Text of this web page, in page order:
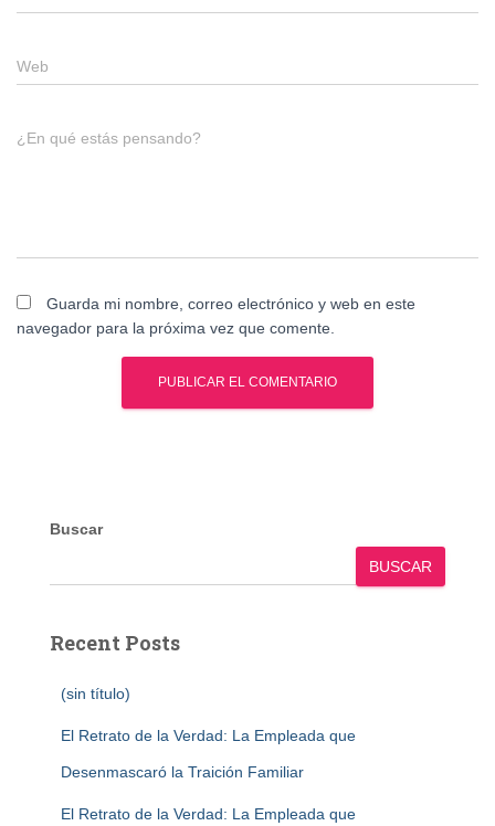
Web
¿En qué estás pensando?
Guarda mi nombre, correo electrónico y web en este
navegador para la próxima vez que comente.
Buscar
BUSCAR
Recent Posts
(sin título)
El Retrato de la Verdad: La Empleada que
Desenmascaró la Traición Familiar
El Retrato de la Verdad: La Empleada que